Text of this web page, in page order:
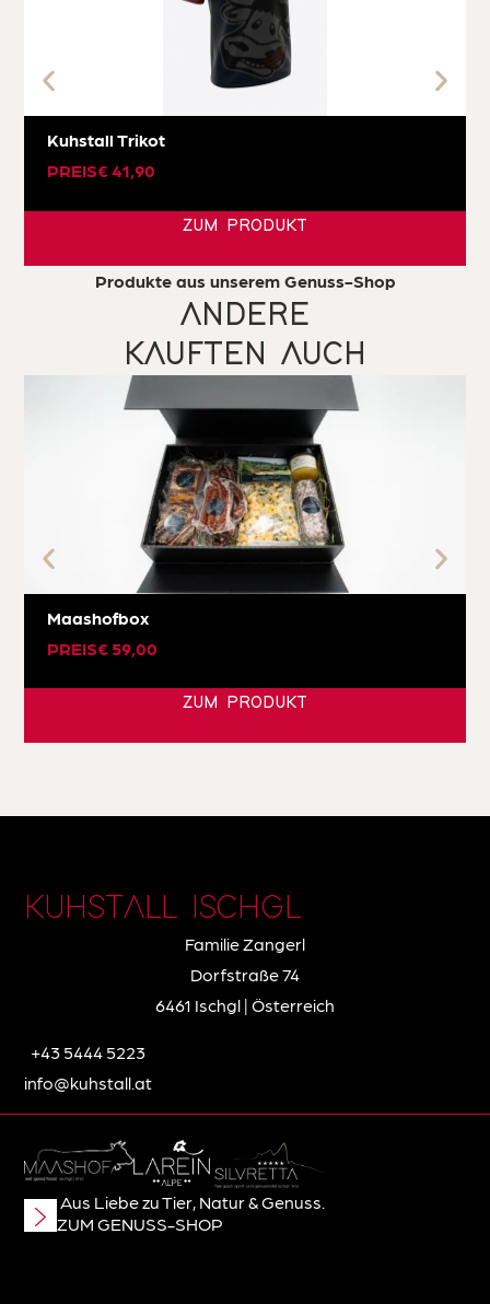
Kuhstall Trikot
PREIS€41,90
ZUM PRODUKT
Produkte aus unserem Genuss-Shop
ANDERE
KAUFTEN AUCH
Maashofbox
PREIS€59,00
ZUM PRODUKT
KUHSTALL ISCHGL
Familie Zangerl
Dorfstraße 74
6461 Ischgl | Österreich
+43 5444 5223
info@kuhstall.at
Aus Liebe zu Tier, Natur & Genuss.
ZUM GENUSS-SHOP